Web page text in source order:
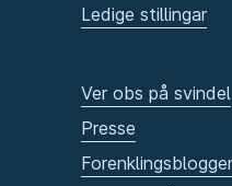
Ledige stillingar
Ver obs på svindel
Presse